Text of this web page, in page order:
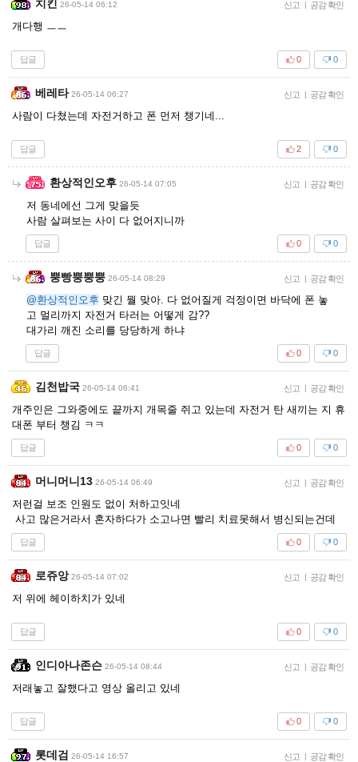
치킨 26-05-14 06:12 신고 | 공감 확인
개다행 ㅡㅡ
답글 0
0
베레타 26-05-14 06:27 신고 | 공감 확인
사람이 다쳤는데 자전거하고 폰 먼저 챙기네...
답글 0
2
환상적인오후 26-05-14 07:05 신고 | 공감 확인
저 동네에선 그게 맞을듯
사람 살펴보는 사이 다 없어지니까
답글 0
0
뿡빵뿡뿡뿡 26-05-14 08:29 신고 | 공감 확인
@환상적인오후 맞긴 뭘 맞아. 다 없어질게 걱정이면 바닥에 폰 놓
고 멀리까지 자전거 타러는 어떻게 감??
대가리 깨진 소리를 당당하게 하냐
답글 0
0
김천밥국 26-05-14 06:41 신고 | 공감 확인
개주인은 그와중에도 끝까지 개목줄 쥐고 있는데 자전거 탄 새끼는 지 휴
대폰 부터 챙김 ㅋㅋ
답글 0
0
머니머니13 26-05-14 06:49 신고 | 공감 확인
저런걸 보조 인원도 없이 처하고잇네
사고 많은거라서 혼자하다가 소고나면 빨리 치료못해서 병신되는건데
답글 0
0
로쥬앙 26-05-14 07:02 신고 | 공감 확인
저 위에 헤이하치가 있네
답글 0
0
인디아나존슨 26-05-14 08:44 신고 | 공감 확인
저래놓고 잘했다고 영상 올리고 있네
답글 0
0
롯데검 26-05-14 16:57 신고 | 공감 확인